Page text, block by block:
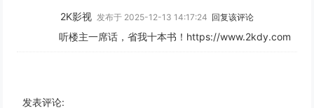
2K影视 发布于 2025-12-13 14:17:24 回复该评论
听楼主一席话，省我十本书！https://www.2kdy.com
发表评论: